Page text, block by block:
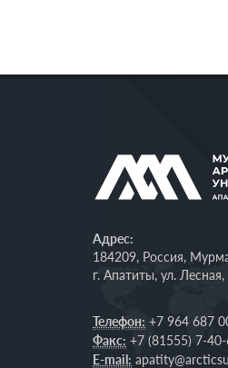
Адрес:
184209, Россия,
г. Апатиты, ул.
Телефон: +7 964 687
Факс: +7 (81555) 7-
E-mail: